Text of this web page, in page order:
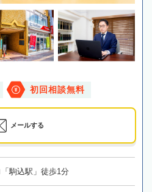
初回相談無料
メールする
駒込駅」徒歩1分